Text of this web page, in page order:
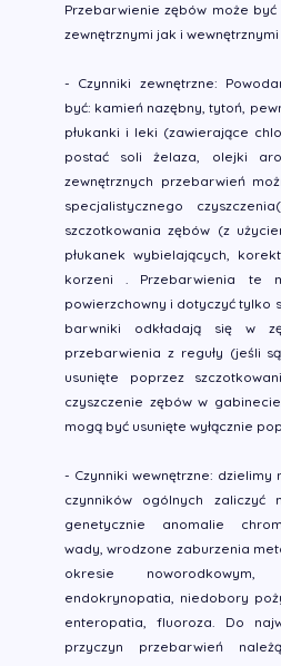
Przebarwienie zębów może
zewnętrznymi jak i
- Czynniki zewnętrzne:
być: kamień nazębny, tytoń,
płukanki i leki (zawierające
postać soli żelaza, olejki
zewnętrznych przebarwień
specjalistycznego
szczotkowania zębów (z
płukanek wybielających,
korzeni . Przebarwienia te
powierzchowny i dotyczyć tylko
barwniki odkładają się w
przebarwienia z reguły (jeśli
usunięte poprzez
czyszczenie zębów w
mogą być usunięte wyłącznie
- Czynniki wewnętrzne: dzielimy
czynników ogólnych zaliczyć
genetycznie anomalie
wady, wrodzone zaburzenia
okresie noworodkowym,
endokrynopatia, niedobory
enteropatia, fluoroza. Do
przyczyn przebarwień